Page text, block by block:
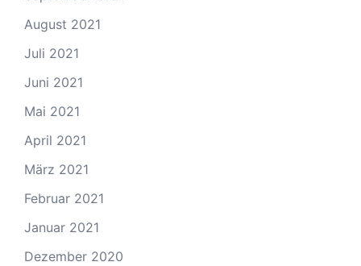
August 2021
Juli 2021
Juni 2021
Mai 2021
April 2021
März 2021
Februar 2021
Januar 2021
Dezember 2020